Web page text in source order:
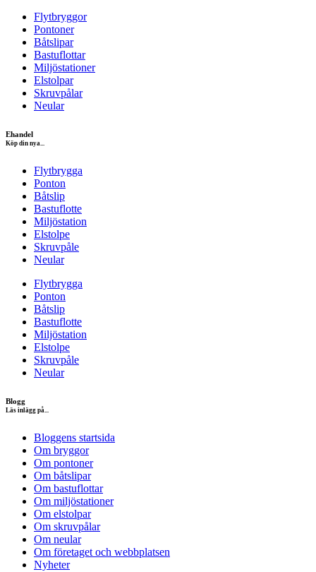
Flytbryggor
Pontoner
Båtslipar
Bastuflottar
Miljöstationer
Elstolpar
Skruvpålar
Neular
Ehandel
Köp din nya...
Flytbrygga
Ponton
Båtslip
Bastuflotte
Miljöstation
Elstolpe
Skruvpåle
Neular
Flytbrygga
Ponton
Båtslip
Bastuflotte
Miljöstation
Elstolpe
Skruvpåle
Neular
Blogg
Läs inlägg på...
Bloggens startsida
Om bryggor
Om pontoner
Om båtslipar
Om bastuflottar
Om miljöstationer
Om elstolpar
Om skruvpålar
Om neular
Om företaget och webbplatsen
Nyheter